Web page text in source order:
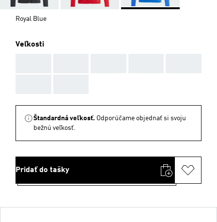
Royal Blue
Veľkosti
Štandardná veľkosť. Odporúčame objednať si svoju
bežnú veľkosť.
Pridať do tašky